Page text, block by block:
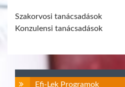
Szakorvosi tanácsadások
Konzulensi tanácsadások
Efi-Lek Programok